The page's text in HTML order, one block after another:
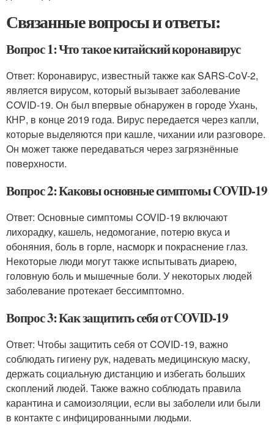
Связанные вопросы и ответы:
Вопрос 1: Что такое китайский коронавирус
Ответ: Коронавирус, известный также как SARS-CoV-2,
является вирусом, который вызывает заболевание
COVID-19. Он был впервые обнаружен в городе Ухань,
КНР, в конце 2019 года. Вирус передается через капли,
которые выделяются при кашле, чихании или разговоре.
Он может также передаваться через загрязнённые
поверхности.
Вопрос 2: Каковы основные симптомы COVID-19
Ответ: Основные симптомы COVID-19 включают
лихорадку, кашель, недомогание, потерю вкуса и
обоняния, боль в горле, насморк и покраснение глаз.
Некоторые люди могут также испытывать диарею,
головную боль и мышечные боли. У некоторых людей
заболевание протекает бессимптомно.
Вопрос 3: Как защитить себя от COVID-19
Ответ: Чтобы защитить себя от COVID-19, важно
соблюдать гигиену рук, надевать медицинскую маску,
держать социальную дистанцию и избегать больших
скоплений людей. Также важно соблюдать правила
карантина и самоизоляции, если вы заболели или были
в контакте с инфицированными людьми.